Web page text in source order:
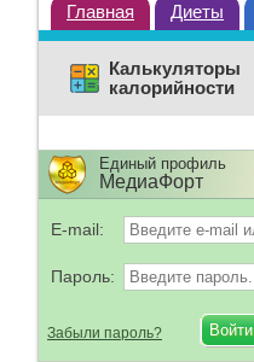
Главная Диеты
Калькуляторы
калорийности
Единый профиль
МедиаФорт
E-mail:
Пароль:
Забыли пароль?